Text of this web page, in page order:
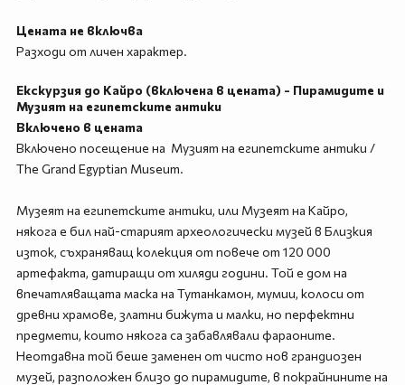
Цената не включва
Разходи от личен характер.
Екскурзия до Кайро (включена в цената) - Пирамидите и
Музият на египетските антики
Включено в цената
Включено посещение на Музият на египетските антики /
The Grand Egyptian Museum.
Музеят на египетските антики, или Музеят на Кайро,
някога е бил най-старият археологически музей в Близкия
изток, съхраняващ колекция от повече от 120 000
артефакта, датиращи от хиляди години. Той е дом на
впечатляващата маска на Тутанкамон, мумии, колоси от
древни храмове, златни бижута и малки, но перфектни
предмети, които някога са забавлявали фараоните.
Неотдавна той беше заменен от чисто нов грандиозен
музей, разположен близо до пирамидите, в покрайнините на